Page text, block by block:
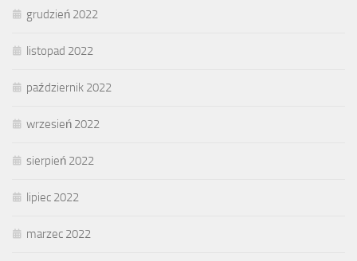
grudzień 2022
listopad 2022
październik 2022
wrzesień 2022
sierpień 2022
lipiec 2022
marzec 2022